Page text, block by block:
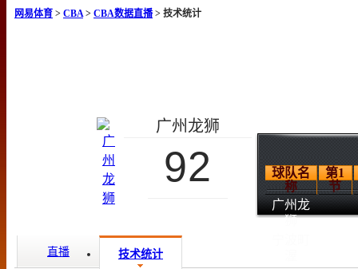
网易体育 > CBA> CBA数据直播> 技术统计
广州龙狮
92
球队名
称
第1
节
广州龙
狮
直播 技术统计